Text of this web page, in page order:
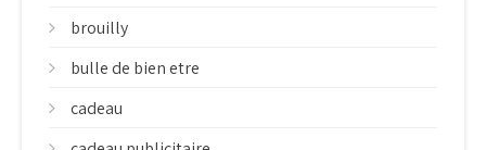
brouilly
bulle de bien etre
cadeau